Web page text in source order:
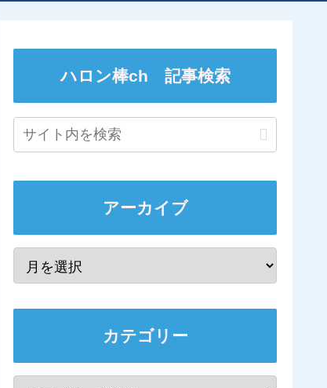
ハロン棒ch 記事検索
アーカイブ
カテゴリー